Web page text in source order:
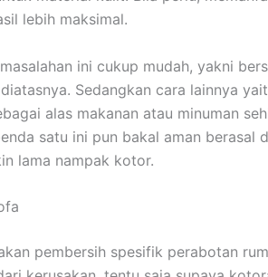
lebih maksimal.
ini cukup mudah, yakni
Sedangkan cara lainnya
alas makanan atau minuman
satu ini pun bakal aman berasal
lama nampak kotor.
pembersih spesifik perabotan